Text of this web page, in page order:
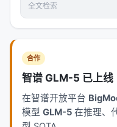
全文检索
合作
智谱 GLM-5 已上线
在智谱开放平台
模型 GLM-5 在推理、